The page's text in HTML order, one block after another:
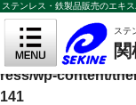
Warning
:
/home/
ress/wp-content/
141
ステンレス・鉄製品販売のエキス
ステ